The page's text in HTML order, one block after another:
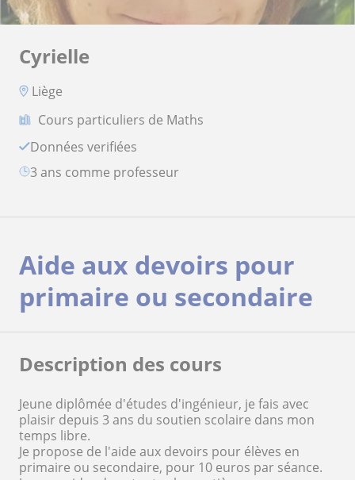
Cyrielle
Liège
Cours particuliers de Maths
Données verifiées
3 ans comme professeur
Aide aux devoirs pour
primaire ou secondaire
Description des cours
Jeune diplômée d'études d'ingénieur, je fais avec
plaisir depuis 3 ans du soutien scolaire dans mon
temps libre.
Je propose de l'aide aux devoirs pour élèves en
primaire ou secondaire, pour 10 euros par séance.